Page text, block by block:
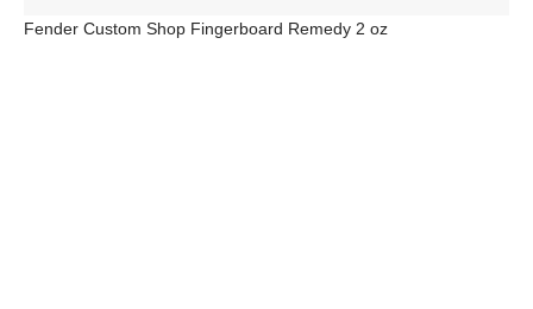
Fender Custom Shop Fingerboard Remedy 2 oz